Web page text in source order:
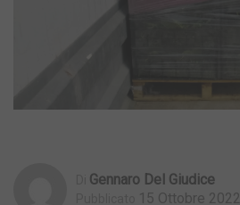
Gennaro Del Giudice
15 Ottobre 2022